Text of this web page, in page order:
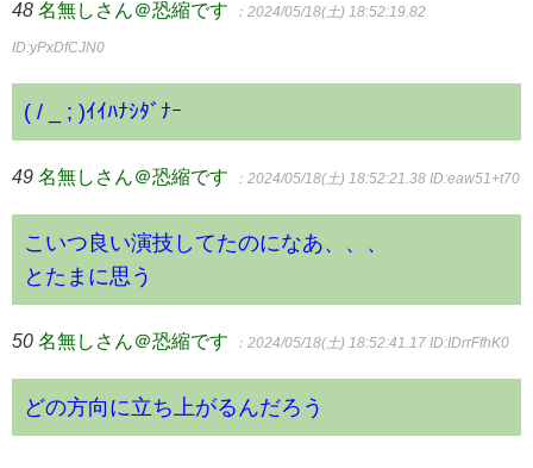
48 名無しさん＠恐縮です ：2024/05/18(土) 18:52:19.82
ID:yPxDfCJN0
( / _ ; )ｲｲﾊﾅｼﾀﾞﾅｰ
49 名無しさん＠恐縮です ：2024/05/18(土) 18:52:21.38 ID:eaw51+t70
こいつ良い演技してたのになあ、、、
とたまに思う
50 名無しさん＠恐縮です ：2024/05/18(土) 18:52:41.17 ID:IDrrFfhK0
どの方向に立ち上がるんだろう